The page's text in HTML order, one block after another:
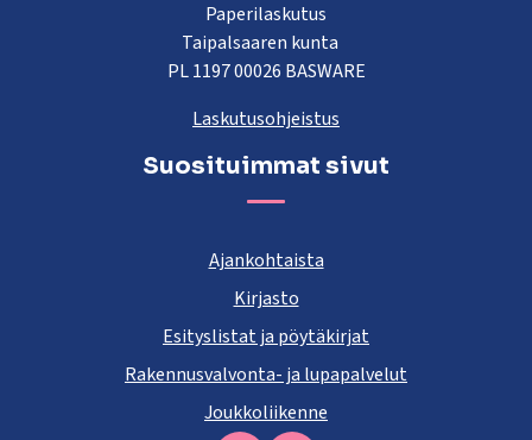
Paperilaskutus
Taipalsaaren kunta
PL 1197 00026 BASWARE
Laskutusohjeistus
Suosituimmat sivut
Ajankohtaista
Kirjasto
Esityslistat ja pöytäkirjat
Rakennusvalvonta- ja lupapalvelut
Joukkoliikenne